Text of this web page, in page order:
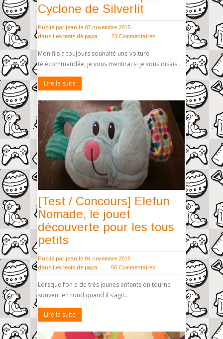
Cyclone de Silverlit
Publié par jean le 07 novembre 2015
dans Les tests de papa 23 Commentaires
Mon fils a toujours souhaité une voiture
télécommandée, je vous mentirai si je vous disais..
Lire la suite
[Test / Concours] Elefun
Nomade, le jouet
découverte pour les tous
petits
Publié par jean le 04 novembre 2015
dans Les tests de papa 50 Commentaires
Lorsque l’on a de très jeunes enfants on tourne
souvent en rond quand il s’agit..
Lire la suite